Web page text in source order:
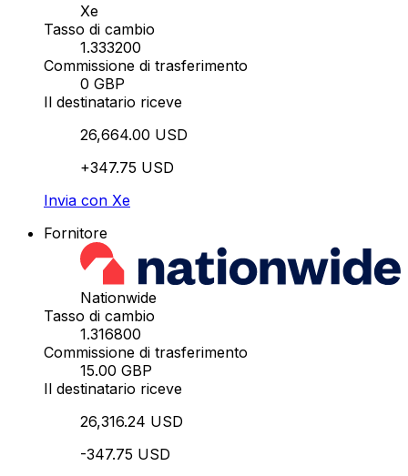
Xe
Tasso di cambio
1.333200
Commissione di trasferimento
0 GBP
Il destinatario riceve
26,664.00 USD
+347.75 USD
Invia con Xe
Fornitore
Nationwide
Tasso di cambio
1.316800
Commissione di trasferimento
15.00 GBP
Il destinatario riceve
26,316.24 USD
-347.75 USD